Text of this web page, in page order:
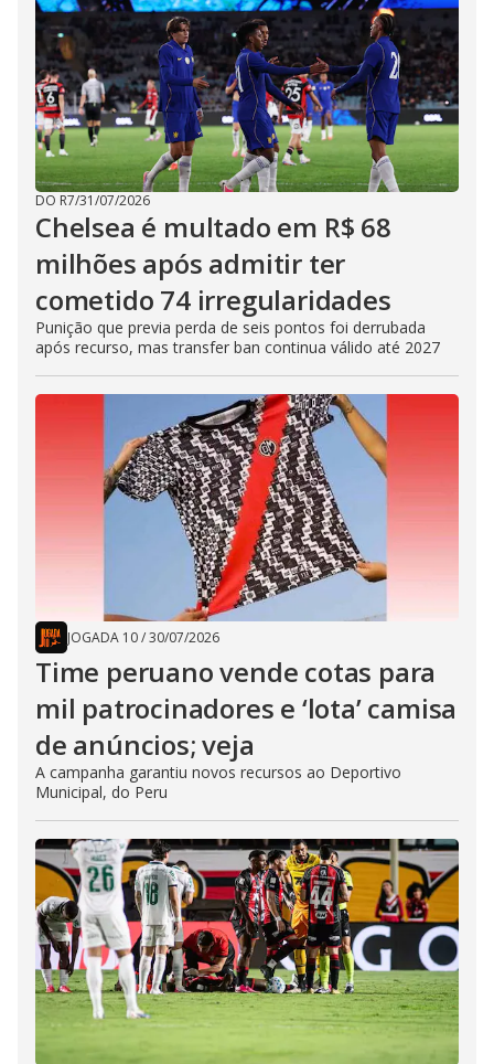
DO R7/31/07/2026
Chelsea é multado em R$ 68
milhões após admitir ter
cometido 74 irregularidades
Punição que previa perda de seis pontos foi derrubada
após recurso, mas transfer ban continua válido até 2027
JOGADA 10/30/07/2026
Time peruano vende cotas para
mil patrocinadores e ‘lota’ camisa
de anúncios; veja
A campanha garantiu novos recursos ao Deportivo
Municipal, do Peru